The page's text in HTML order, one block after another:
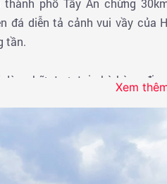
thành phố Tây An chừng
đá diễn tả cảnh vui vầy của
tần.
bữa trưa tại nhà hàng địa
Quốc, được UNESCO công
hoàn thành vào khoảng năm
8000 tượng đất nung gồm
hồn sống động có đầy đủ
Xem